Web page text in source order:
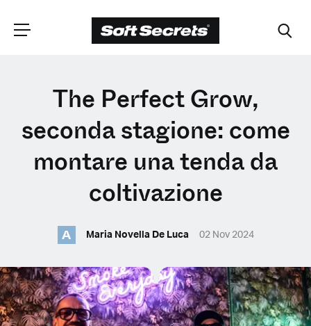
SCEGLI LA
TUA POSIZIONE
Dutch
English (United States)
Spanish (Spain)
Spanish (Latin America)
The Perfect Grow,
seconda stagione: come
montare una tenda da
coltivazione
A Maria Novella De Luca 02 Nov 2024